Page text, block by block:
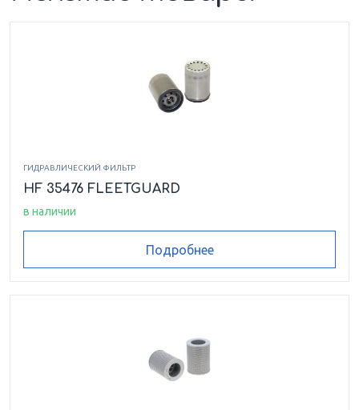
ГИДРАВЛИЧЕСКИЙ ФИЛЬТР
HF 35476 FLEETGUARD
в наличии
Подробнее